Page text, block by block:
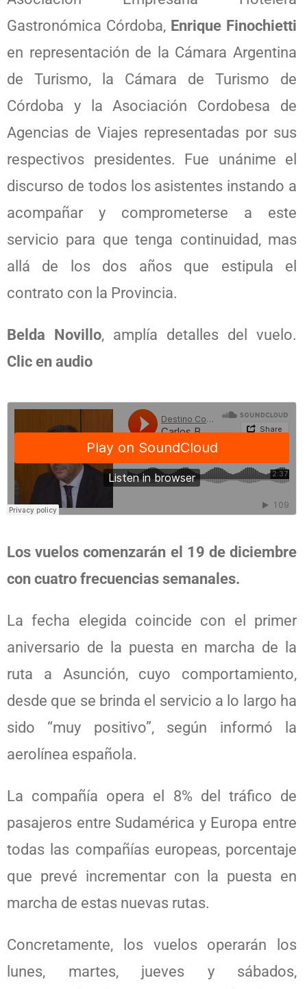
Gastronómica Córdoba, Enrique Finochietti
en representación de la Cámara Argentina
de Turismo, la Cámara de Turismo de
Córdoba y la Asociación Cordobesa de
Agencias de Viajes representadas por sus
respectivos presidentes. Fue unánime el
discurso de todos los asistentes instando a
acompañar y comprometerse a este
servicio para que tenga continuidad, mas
allá de los dos años que estipula el
contrato con la Provincia.
Belda Novillo, amplía detalles del vuelo.
Clic en audio
Los vuelos comenzarán el 19 de diciembre
con cuatro frecuencias semanales.
La fecha elegida coincide con el primer
aniversario de la puesta en marcha de la
ruta a Asunción, cuyo comportamiento,
desde que se brinda el servicio a lo largo ha
sido “muy positivo”, según informó la
aerolínea española.
La compañía opera el 8% del tráfico de
pasajeros entre Sudamérica y Europa entre
todas las compañías europeas, porcentaje
que prevé incrementar con la puesta en
marcha de estas nuevas rutas.
Concretamente, los vuelos operarán los
lunes, martes, jueves y sábados,